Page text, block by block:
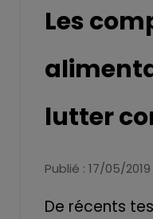
Les
lutter
Publié : 17/05/2019
De récents